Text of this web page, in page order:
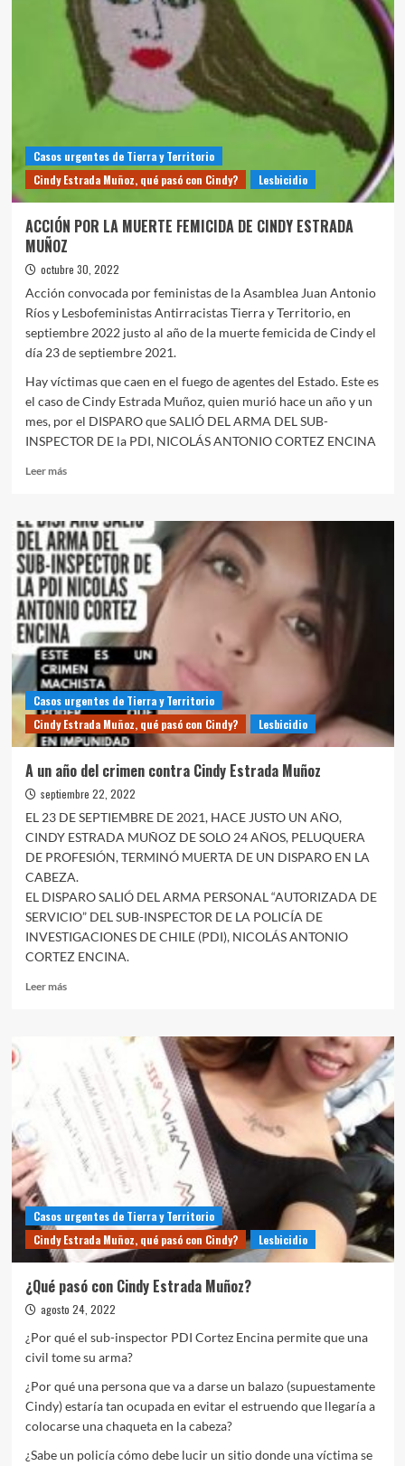
2022,
ACCIONES
POR
CINDY
CONTRA
IMPUNIDAD
LA
RÍOS
Casos urgentes de Tierra y Territorio
Cindy Estrada Muñoz, qué pasó con Cindy?
Lesbicidio
ACCIÓN POR LA MUERTE FEMICIDA DE CINDY ESTRADA
MUÑOZ
octubre 30, 2022
Acción convocada por feministas de la Asamblea Juan Antonio
Ríos y Lesbofeministas Antirracistas Tierra y Territorio, en
septiembre 2022 justo al año de la muerte femicida de Cindy el
día 23 de septiembre 2021.
Hay víctimas que caen en el fuego de agentes del Estado. Este es
el caso de Cindy Estrada Muñoz, quien murió hace un año y un
mes, por el DISPARO que SALIÓ DEL ARMA DEL SUB-
INSPECTOR DE la PDI, NICOLÁS ANTONIO CORTEZ ENCINA
Leer másLeer
ACCIÓN
POR
LA
MUERTE
FEMICIDA
DE
CINDY
ESTRADA
MUÑOZ
Casos urgentes de Tierra y Territorio
Cindy Estrada Muñoz, qué pasó con Cindy?
Lesbicidio
A un año del crimen contra Cindy Estrada Muñoz
septiembre 22, 2022
EL 23 DE SEPTIEMBRE DE 2021, HACE JUSTO UN AÑO,
CINDY ESTRADA MUÑOZ DE SOLO 24 AÑOS, PELUQUERA
DE PROFESIÓN, TERMINÓ MUERTA DE UN DISPARO EN LA
CABEZA.
EL DISPARO SALIÓ DEL ARMA PERSONAL “AUTORIZADA DE
SERVICIO” DEL SUB-INSPECTOR DE LA POLICÍA DE
INVESTIGACIONES DE CHILE (PDI), NICOLÁS ANTONIO
CORTEZ ENCINA.
Leer másLeer
año
crimen
contra
Cindy
Estrada
Muñoz
Casos urgentes de Tierra y Territorio
Cindy Estrada Muñoz, qué pasó con Cindy?
Lesbicidio
¿Qué pasó con Cindy Estrada Muñoz?
agosto 24, 2022
¿Por qué el sub-inspector PDI Cortez Encina permite que una
civil tome su arma?
¿Por qué una persona que va a darse un balazo (supuestamente
Cindy) estaría tan ocupada en evitar el estruendo que llegaría a
colocarse una chaqueta en la cabeza?
¿Sabe un policía cómo debe lucir un sitio donde una víctima se